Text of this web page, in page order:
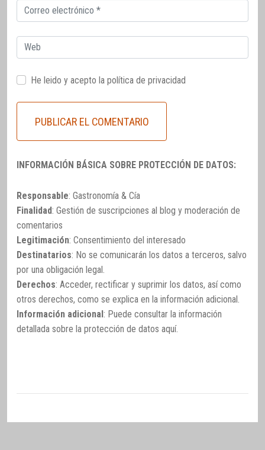
Correo
electrónico
Web
He leido y acepto la política de privacidad
INFORMACIÓN BÁSICA SOBRE PROTECCIÓN DE DATOS:
Responsable: Gastronomía & Cía
Finalidad: Gestión de suscripciones al blog y moderación de
comentarios
Legitimación: Consentimiento del interesado
Destinatarios: No se comunicarán los datos a terceros, salvo
por una obligación legal.
Derechos: Acceder, rectificar y suprimir los datos, así como
otros derechos, como se explica en la información adicional.
Información adicional: Puede consultar la información
detallada sobre la protección de datos aquí.